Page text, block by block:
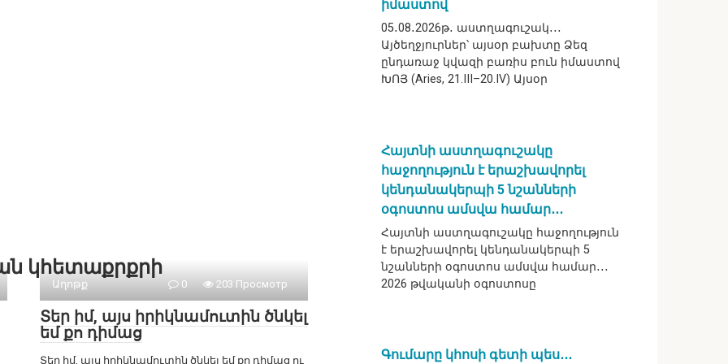
կհետաքրքրի
Աղոթք 0 203 Просмотр
Տեր իմ, այս իրիկնամուտին ծնկել
եմ քո դիմաց
Տեր իմ, այս իրիկնամուտին ծնկել եմ քո դիմաց ու
իմաստով
05․08․2026թ․ աստղագուշակ․․․
Այծեղջյուրներ՝ այսօր բախտը Ձեզ
ընդառաջ կվազի բառիս բուն իմաստով
ԽՈՅ (Aries, 21.III–20.IV) Այսօր
Հայտնի աստղագուշակը
հաջողություն է երաշխավորել
կենդանակերպի 5 նշանների
օգոստոս ամսվա համար․․․
Հայտնի աստղագուշակը հաջողություն
է երաշխավորել կենդանակերպի 5
նշանների օգոստոս ամսվա համար․․․
2026 թվականի օգոստոսը
Գումարը կհոսի գետի պես․․․